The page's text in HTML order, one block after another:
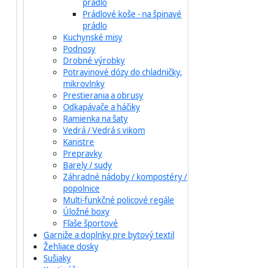
prádlo
Prádlové koše - na špinavé
prádlo
Kuchynské misy
Podnosy
Drobné výrobky
Potravinové dózy do chladničky,
mikrovlnky
Prestierania a obrusy
Odkapávače a háčiky
Ramienka na šaty
Vedrá / Vedrá s vikom
Kanistre
Prepravky
Barely / sudy
Záhradné nádoby / kompostéry /
popolnice
Multi-funkčné policové regále
Úložné boxy
Fľaše športové
Garniže a doplnky pre bytový textil
Žehliace dosky
Sušiaky